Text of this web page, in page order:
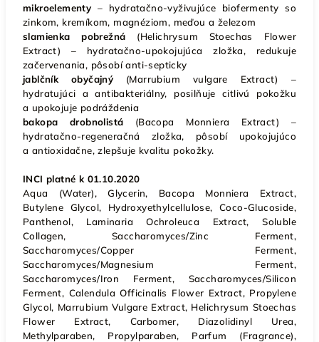
mikroelementy – hydratačno-vyživujúce biofermenty so
zinkom, kremíkom, magnéziom, meďou a železom
slamienka pobrežná (Helichrysum Stoechas Flower
Extract) – hydratačno-upokojujúca zložka, redukuje
začervenania, pôsobí anti-septicky
jablčník obyčajný (Marrubium vulgare Extract) –
hydratujúci a antibakteriálny, posilňuje citlivú pokožku
a upokojuje podráždenia
bakopa drobnolistá (Bacopa Monniera Extract) –
hydratačno-regeneračná zložka, pôsobí upokojujúco
a antioxidačne, zlepšuje kvalitu pokožky.
INCI platné k 01.10.2020
Aqua (Water), Glycerin, Bacopa Monniera Extract,
Butylene Glycol, Hydroxyethylcellulose, Coco-Glucoside,
Panthenol, Laminaria Ochroleuca Extract, Soluble
Collagen, Saccharomyces/Zinc Ferment,
Saccharomyces/Copper Ferment,
Saccharomyces/Magnesium Ferment,
Saccharomyces/Iron Ferment, Saccharomyces/Silicon
Ferment, Calendula Officinalis Flower Extract, Propylene
Glycol, Marrubium Vulgare Extract, Helichrysum Stoechas
Flower Extract, Carbomer, Diazolidinyl Urea,
Methylparaben, Propylparaben, Parfum (Fragrance),